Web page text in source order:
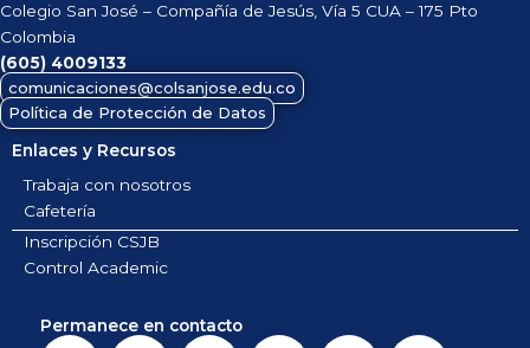
Colegio San José – Compañía de Jesús, Vía 5 CUA – 175 Pto
Colombia
(605) 4009133
comunicaciones@colsanjose.edu.co
Política de Protección de Datos
Enlaces y Recursos
Trabaja con nosotros
Cafetería
Inscripción CSJB
Control Academic
Permanece en contacto